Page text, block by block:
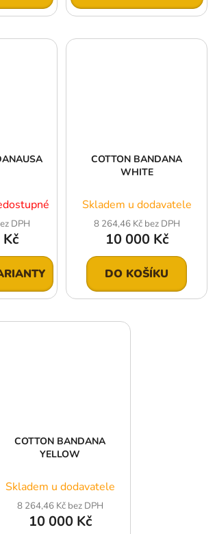
DPH
COTTON BANDANA
WHITE
Skladem u dodavatele
8 264,46 Kč bez DPH
10 000 Kč
DO KOŠÍKU
COTTON BANDANA
YELLOW
Skladem u dodavatele
8 264,46 Kč bez DPH
10 000 Kč